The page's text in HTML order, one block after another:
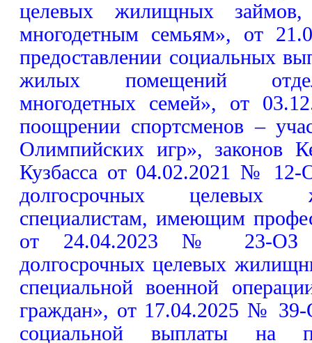
целевых жилищных займов,
многодетным семьям», от
предоставлении социальных
жилых помещений
многодетных семей», от
поощрении спортсменов –
Олимпийских игр», законов
Кузбасса от 04.02.2021 № 12-
долгосрочных целевых
специалистам, имеющим
от 24.04.2023 № 23-ОЗ
долгосрочных целевых
специальной военной
граждан», от 17.04.2025 №
социальной выплаты на